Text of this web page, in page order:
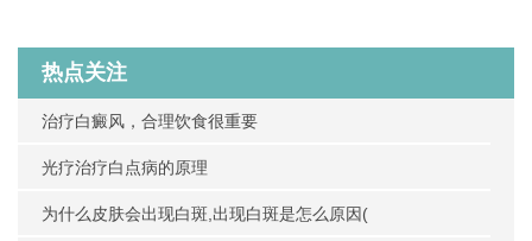
热点关注
治疗白癜风，合理饮食很重要
光疗治疗白点病的原理
为什么皮肤会出现白斑,出现白斑是怎么原因(